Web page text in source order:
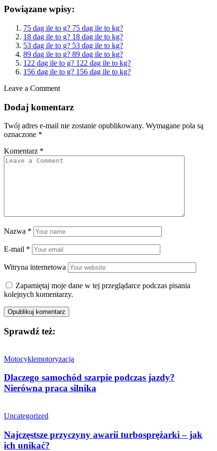
Powiązane wpisy:
75 dag ile to g? 75 dag ile to kg?
18 dag ile to g? 18 dag ile to kg?
53 dag ile to g? 53 dag ile to kg?
89 dag ile to g? 89 dag ile to kg?
122 dag ile to g? 122 dag ile to kg?
156 dag ile to g? 156 dag ile to kg?
Leave a Comment
Dodaj komentarz
Twój adres e-mail nie zostanie opublikowany. Wymagane pola są
oznaczone *
Komentarz *
Nazwa *
E-mail *
Witryna internetowa
Zapamiętaj moje dane w tej przeglądarce podczas pisania
kolejnych komentarzy.
Sprawdź też:
Motocyklemotoryzacja
Dlaczego samochód szarpie podczas jazdy?
Nierówna praca silnika
Uncategorized
Najczęstsze przyczyny awarii turbosprężarki – jak
ich unikać?